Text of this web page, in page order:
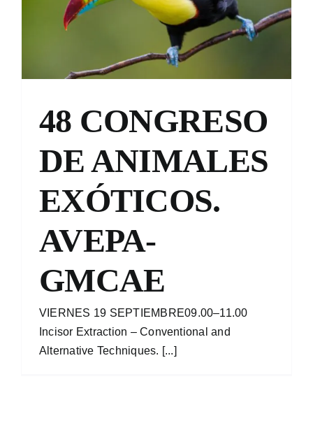
48 CONGRESO
DE ANIMALES
EXÓTICOS.
AVEPA-
GMCAE
VIERNES 19 SEPTIEMBRE09.00–11.00
Incisor Extraction – Conventional and
Alternative Techniques. [...]